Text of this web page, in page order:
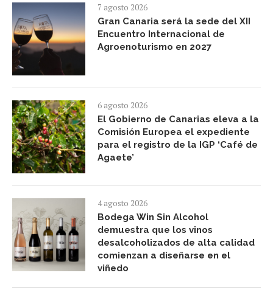
7 agosto 2026
Gran Canaria será la sede del XII
Encuentro Internacional de
Agroenoturismo en 2027
6 agosto 2026
El Gobierno de Canarias eleva a la
Comisión Europea el expediente
para el registro de la IGP ‘Café de
Agaete’
4 agosto 2026
Bodega Win Sin Alcohol
demuestra que los vinos
desalcoholizados de alta calidad
comienzan a diseñarse en el
viñedo